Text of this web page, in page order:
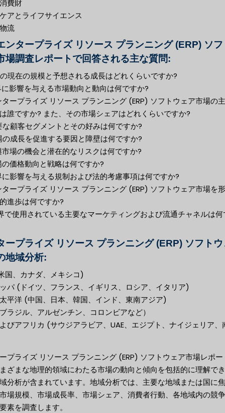
費財
アとライフサイエンス
流
ンタープライズ リソース プランニング (ERP) ソ
場調査レポートで回答される主な質問:
現在の規模と予想される成長はどれくらいですか?
影響を与える市場動向と動向は何ですか?
ープライズ リソース プランニング (ERP) ソフトウェア市場の
誰ですか? また、その市場シェアはどれくらいですか?
顧客セグメントとその好みは何ですか?
成長を促進する要因と障壁は何ですか?
場の機会と潜在的なリスクは何ですか?
価格動向と戦略は何ですか?
影響を与える規制および法的考慮事項は何ですか?
ープライズ リソース プランニング (ERP) ソフトウェア市場を
進歩は何ですか?
で使用されている主要なマーケティングおよび流通チャネルは何
ープライズ リソース プランニング (ERP) ソフト
地域分析:
国、カナダ、メキシコ)
パ (ドイツ、フランス、イギリス、ロシア、イタリア)
平洋 (中国、日本、韓国、インド、東南アジア)
ラジル、アルゼンチン、コロンビアなど）
びアフリカ (サウジアラビア、UAE、エジプト、ナイジェリア、
プライズ リソース プランニング (ERP) ソフトウェア市場レポ
ざまな地理的領域にわたる市場の動向と傾向を包括的に理解で
分析が含まれています。地域分析では、主要な地域または国に
場規模、市場成長率、市場シェア、消費者行動、各地域内の競
素を調査します。